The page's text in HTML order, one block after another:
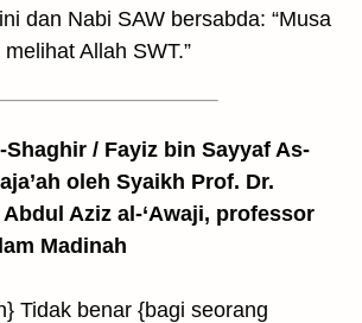
dan Nabi SAW bersabda: “Musa
Allah SWT.”
Shaghir / Fayiz bin Sayyaf As-
oleh Syaikh Prof. Dr.
Aziz al-‘Awaji, professor
Madinah
Tidak benar {bagi seorang